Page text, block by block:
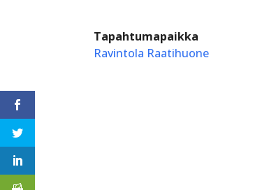
Tapahtumapaikka
Ravintola Raatihuone